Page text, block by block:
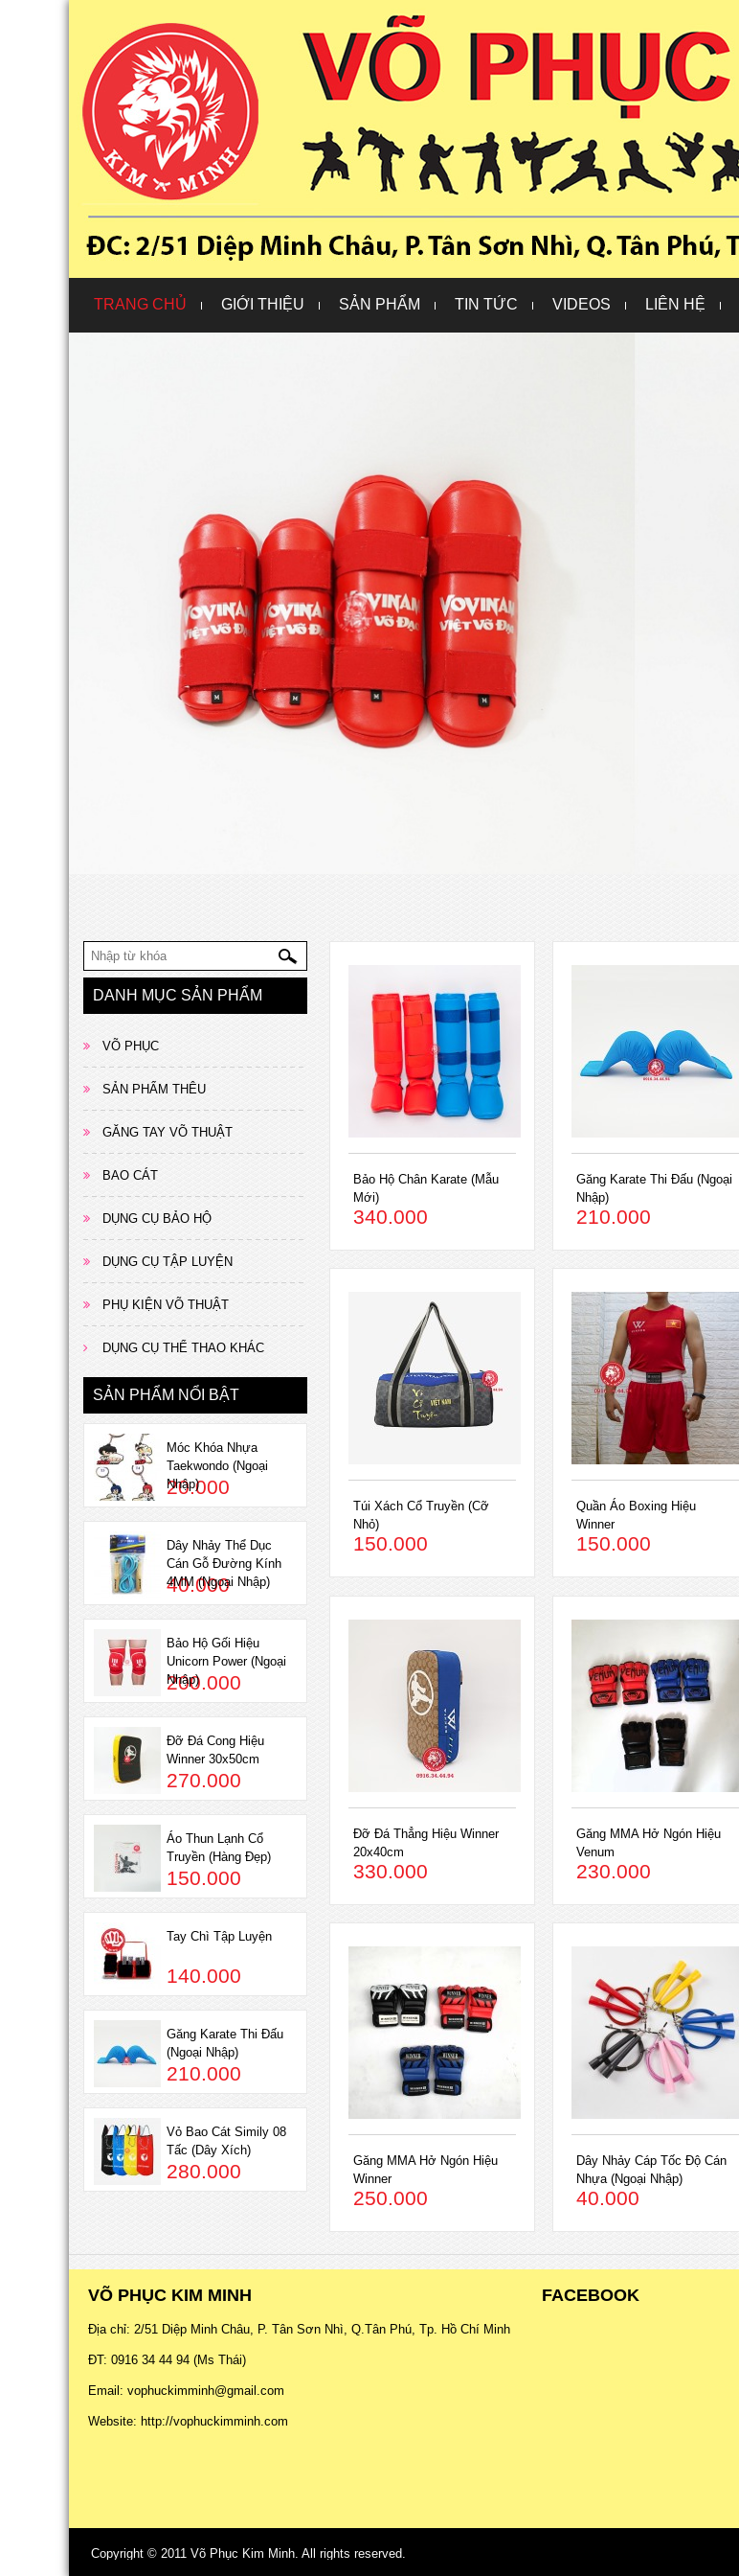
TRANG CHỦ GIỚI THIỆU SẢN PHẨM TIN TỨC VIDEOS LIÊN HỆ
Bảo Hộ Chân Karate (Mẫu
Mới)
340.000
Găng Karate Thi Đấu (Ngoại
Nhập)
210.000
Túi Xách Cổ Truyền (Cỡ
Nhỏ)
150.000
Quần Áo Boxing Hiệu
Winner
150.000
Đỡ Đá Thẳng Hiệu Winner
20x40cm
330.000
Găng MMA Hở Ngón Hiệu
Venum
230.000
Găng MMA Hở Ngón Hiệu
Winner
250.000
Dây Nhảy Cáp Tốc Độ Cán
Nhựa (Ngoại Nhập)
40.000
DANH MỤC SẢN PHẨM
VÕ PHỤC
SẢN PHẨM THÊU
GĂNG TAY VÕ THUẬT
BAO CÁT
DỤNG CỤ BẢO HỘ
DỤNG CỤ TẬP LUYỆN
PHỤ KIỆN VÕ THUẬT
DỤNG CỤ THỂ THAO KHÁC
SẢN PHẨM NỔI BẬT
Móc Khóa Nhựa
Taekwondo (Ngoại
Nhập)
20.000
Dây Nhảy Thể Dục
Cán Gỗ Đường Kính
4MM (Ngoại Nhập)
40.000
Bảo Hộ Gối Hiệu
Unicorn Power (Ngoại
Nhập)
200.000
Đỡ Đá Cong Hiệu
Winner 30x50cm
270.000
Áo Thun Lạnh Cổ
Truyền (Hàng Đẹp)
150.000
Tay Chì Tập Luyện
140.000
Găng Karate Thi Đấu
(Ngoại Nhập)
210.000
Vỏ Bao Cát Simily 08
Tấc (Dây Xích)
280.000
VÕ PHỤC KIM MINH
Địa chỉ: 2/51 Diệp Minh Châu, P. Tân Sơn Nhì, Q.Tân Phú, Tp. Hồ Chí Minh
ĐT: 0916 34 44 94 (Ms Thái)
Email: vophuckimminh@gmail.com
Website: http://vophuckimminh.com
FACEBOOK
Copyright © 2011 Võ Phục Kim Minh. All rights reserved.